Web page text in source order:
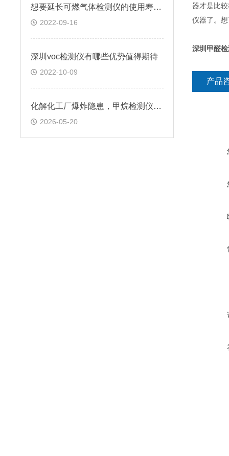
想要延长可燃气体检测仪的使用寿命，该怎么做？
2022-09-16
深圳voc检测仪有哪些优势值得期待
2022-10-09
化解化工厂爆炸隐患，甲烷检测仪能不能守住防线？
2026-05-20
器才是比
仪器了。
深圳甲醛
产品